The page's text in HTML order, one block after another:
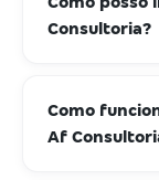
Consultoria?
Como
Af